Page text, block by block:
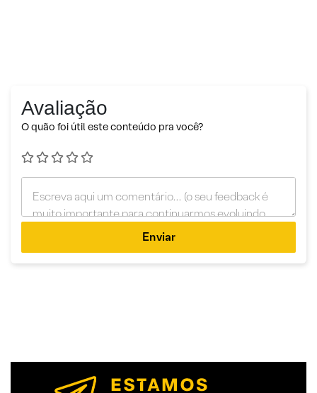
Avaliação
O quão foi útil este conteúdo pra você?
Enviar